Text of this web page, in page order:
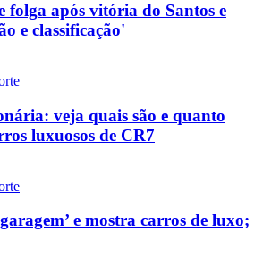
folga após vitória do Santos e
e classificação'
veja quais são e quanto
luxuosos de CR7
e mostra carros de luxo;